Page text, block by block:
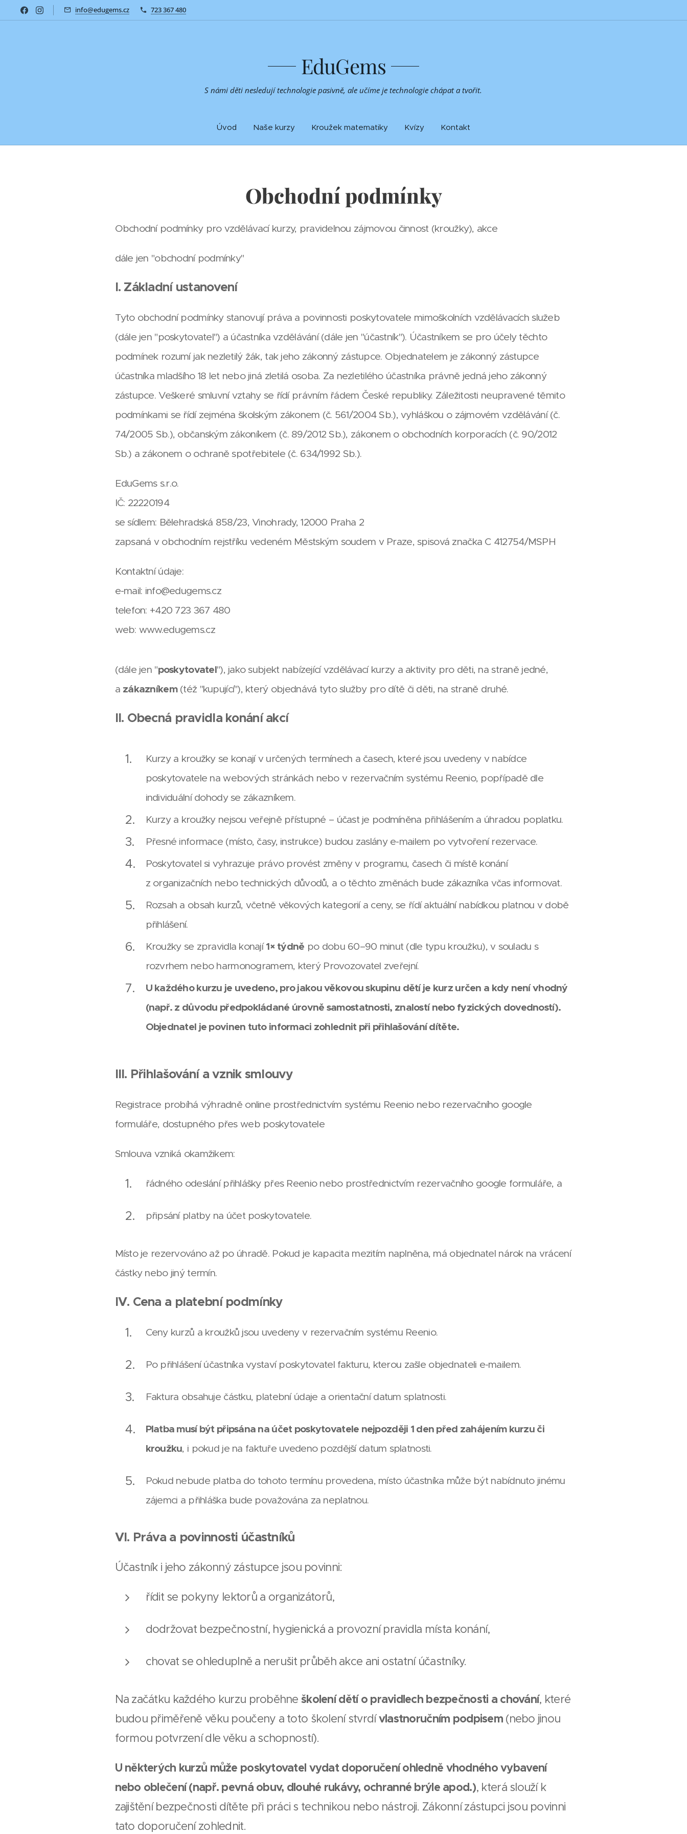
info@edugems.cz 723 367 480
EduGems
S námi děti nesledují technologie pasivně, ale učíme je technologie chápat a tvořit.
Úvod Naše kurzy Kroužek matematiky Kvízy Kontakt
Obchodní podmínky
Obchodní podmínky pro vzdělávací kurzy, pravidelnou zájmovou činnost (kroužky), akce
dále jen "obchodní podmínky"
I. Základní ustanovení
Tyto obchodní podmínky stanovují práva a povinnosti poskytovatele mimoškolních vzdělávacích služeb
(dále jen "poskytovatel") a účastníka vzdělávání (dále jen "účastník"). Účastníkem se pro účely těchto
podmínek rozumí jak nezletilý žák, tak jeho zákonný zástupce. Objednatelem je zákonný zástupce
účastníka mladšího 18 let nebo jiná zletilá osoba. Za nezletilého účastníka právně jedná jeho zákonný
zástupce. Veškeré smluvní vztahy se řídí právním řádem České republiky. Záležitosti neupravené těmito
podmínkami se řídí zejména školským zákonem (č. 561/2004 Sb.), vyhláškou o zájmovém vzdělávání (č.
74/2005 Sb.), občanským zákoníkem (č. 89/2012 Sb.), zákonem o obchodních korporacích (č. 90/2012
Sb.) a zákonem o ochraně spotřebitele (č. 634/1992 Sb.).
EduGems s.r.o.
IČ: 22220194
se sídlem: Bělehradská 858/23, Vinohrady, 12000 Praha 2
zapsaná v obchodním rejstříku vedeném Městským soudem v Praze, spisová značka C 412754/MSPH
Kontaktní údaje:
e-mail: info@edugems.cz
telefon: +420 723 367 480
web: www.edugems.cz
(dále jen "poskytovatel"), jako subjekt nabízející vzdělávací kurzy a aktivity pro děti, na straně jedné,
a zákazníkem(též "kupující"), který objednává tyto služby pro dítě či děti, na straně druhé.
II. Obecná pravidla konání akcí
Kurzy a kroužky se konají v určených termínech a časech, které jsou uvedeny v nabídce
poskytovatele na webových stránkách nebo v rezervačním systému Reenio, popřípadě dle
individuální dohody se zákazníkem.
Kurzy a kroužky nejsou veřejně přístupné – účast je podmíněna přihlášením a úhradou poplatku.
Přesné informace (místo, časy, instrukce) budou zaslány e-mailem po vytvoření rezervace.
Poskytovatel si vyhrazuje právo provést změny v programu, časech či místě konání
z organizačních nebo technických důvodů, a o těchto změnách bude zákazníka včas informovat.
Rozsah a obsah kurzů, včetně věkových kategorií a ceny, se řídí aktuální nabídkou platnou v době
přihlášení.
Kroužky se zpravidla konají1× týdně po dobu 60–90 minut (dle typu kroužku), v souladu s
rozvrhem nebo harmonogramem, který Provozovatel zveřejní.
U každého kurzu je uvedeno, pro jakou věkovou skupinu dětí je kurz určen a kdy není vhodný
(např. z důvodu předpokládané úrovně samostatnosti, znalostí nebo fyzických dovedností).
Objednatel je povinen tuto informaci zohlednit při přihlašování dítěte.
III. Přihlašování a vznik smlouvy
Registrace probíhá výhradně online prostřednictvím systému Reenio nebo rezervačního google
formuláře, dostupného přes web poskytovatele
Smlouva vzniká okamžikem:
řádného odeslání přihlášky přes Reenio nebo prostřednictvím rezervačního google formuláře, a
připsání platby na účet poskytovatele.
Místo je rezervováno až po úhradě. Pokud je kapacita mezitím naplněna, má objednatel nárok na vrácení
částky nebo jiný termín.
IV. Cena a platební podmínky
Ceny kurzů a kroužků jsou uvedeny v rezervačním systému Reenio.
Po přihlášení účastníka vystaví poskytovatel fakturu, kterou zašle objednateli e-mailem.
Faktura obsahuje částku, platební údaje a orientační datum splatnosti.
Platba musí být připsána na účet poskytovatele nejpozději 1 den před zahájením kurzu či
kroužku, i pokud je na faktuře uvedeno pozdější datum splatnosti.
Pokud nebude platba do tohoto termínu provedena, místo účastníka může být nabídnuto jinému
zájemci a přihláška bude považována za neplatnou.
VI. Práva a povinnosti účastníků
Účastník i jeho zákonný zástupce jsou povinni:
řídit se pokyny lektorů a organizátorů,
dodržovat bezpečnostní, hygienická a provozní pravidla místa konání,
chovat se ohleduplně a nerušit průběh akce ani ostatní účastníky.
Na začátku každého kurzu proběhneškolení dětí o pravidlech bezpečnosti a chování, které
budou přiměřeně věku poučeny a toto školení stvrdívlastnoručním podpisem(nebo jinou
formou potvrzení dle věku a schopností).
U některých kurzů může poskytovatel vydat doporučení ohledně vhodného vybavení
nebo oblečení (např. pevná obuv, dlouhé rukávy, ochranné brýle apod.), která slouží k
zajištění bezpečnosti dítěte při práci s technikou nebo nástroji. Zákonní zástupci jsou povinni
tato doporučení zohlednit.